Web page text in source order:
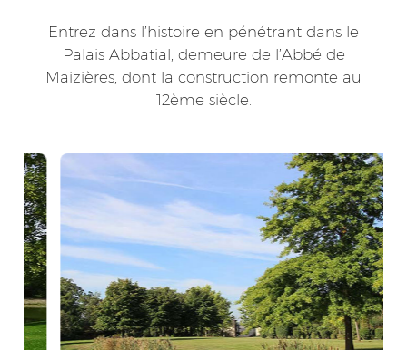
Entrez dans l’histoire en pénétrant dans le
Palais Abbatial, demeure de l’Abbé de
Maizières, dont la construction remonte au
12ème siècle.